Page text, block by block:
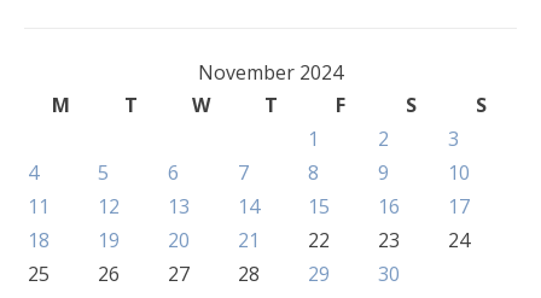
November 2024
M
T W T F S
S
1
2
3
4
5 6 7 8 9
10
11
12 13 14 15 16
17
18
19 20 21 22 23
24
25
26 27 28 29 30